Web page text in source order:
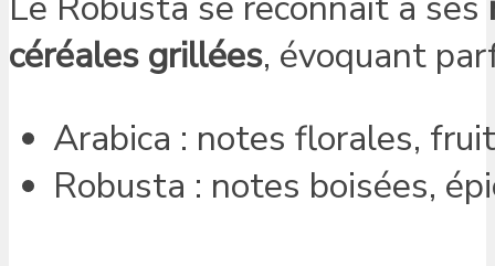
céréales grillées, évoquant
Arabica : notes florales,
Robusta : notes boisées,